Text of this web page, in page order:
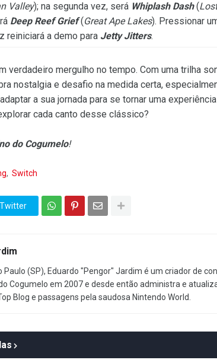
Valley); na segunda vez, será Whiplash Dash(
Deep Reef Grief(Great Ape Lakes). Pressionar
reiniciará a demo para Jetty Jitters.
verdadeiro mergulho no tempo. Com uma trilha
nostalgia e desafio na medida certa,
a sua jornada para se tornar uma
cada canto desse clássico?
do Cogumelo!
Switch
Twitter
Paulo (SP), Eduardo "Pengor" Jardim é um criador de
Cogumelo em 2007 e desde então administra e
Blog e passagens pela saudosa Nintendo World.